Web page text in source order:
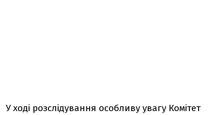
У ході розслідування особливу увагу Комітет